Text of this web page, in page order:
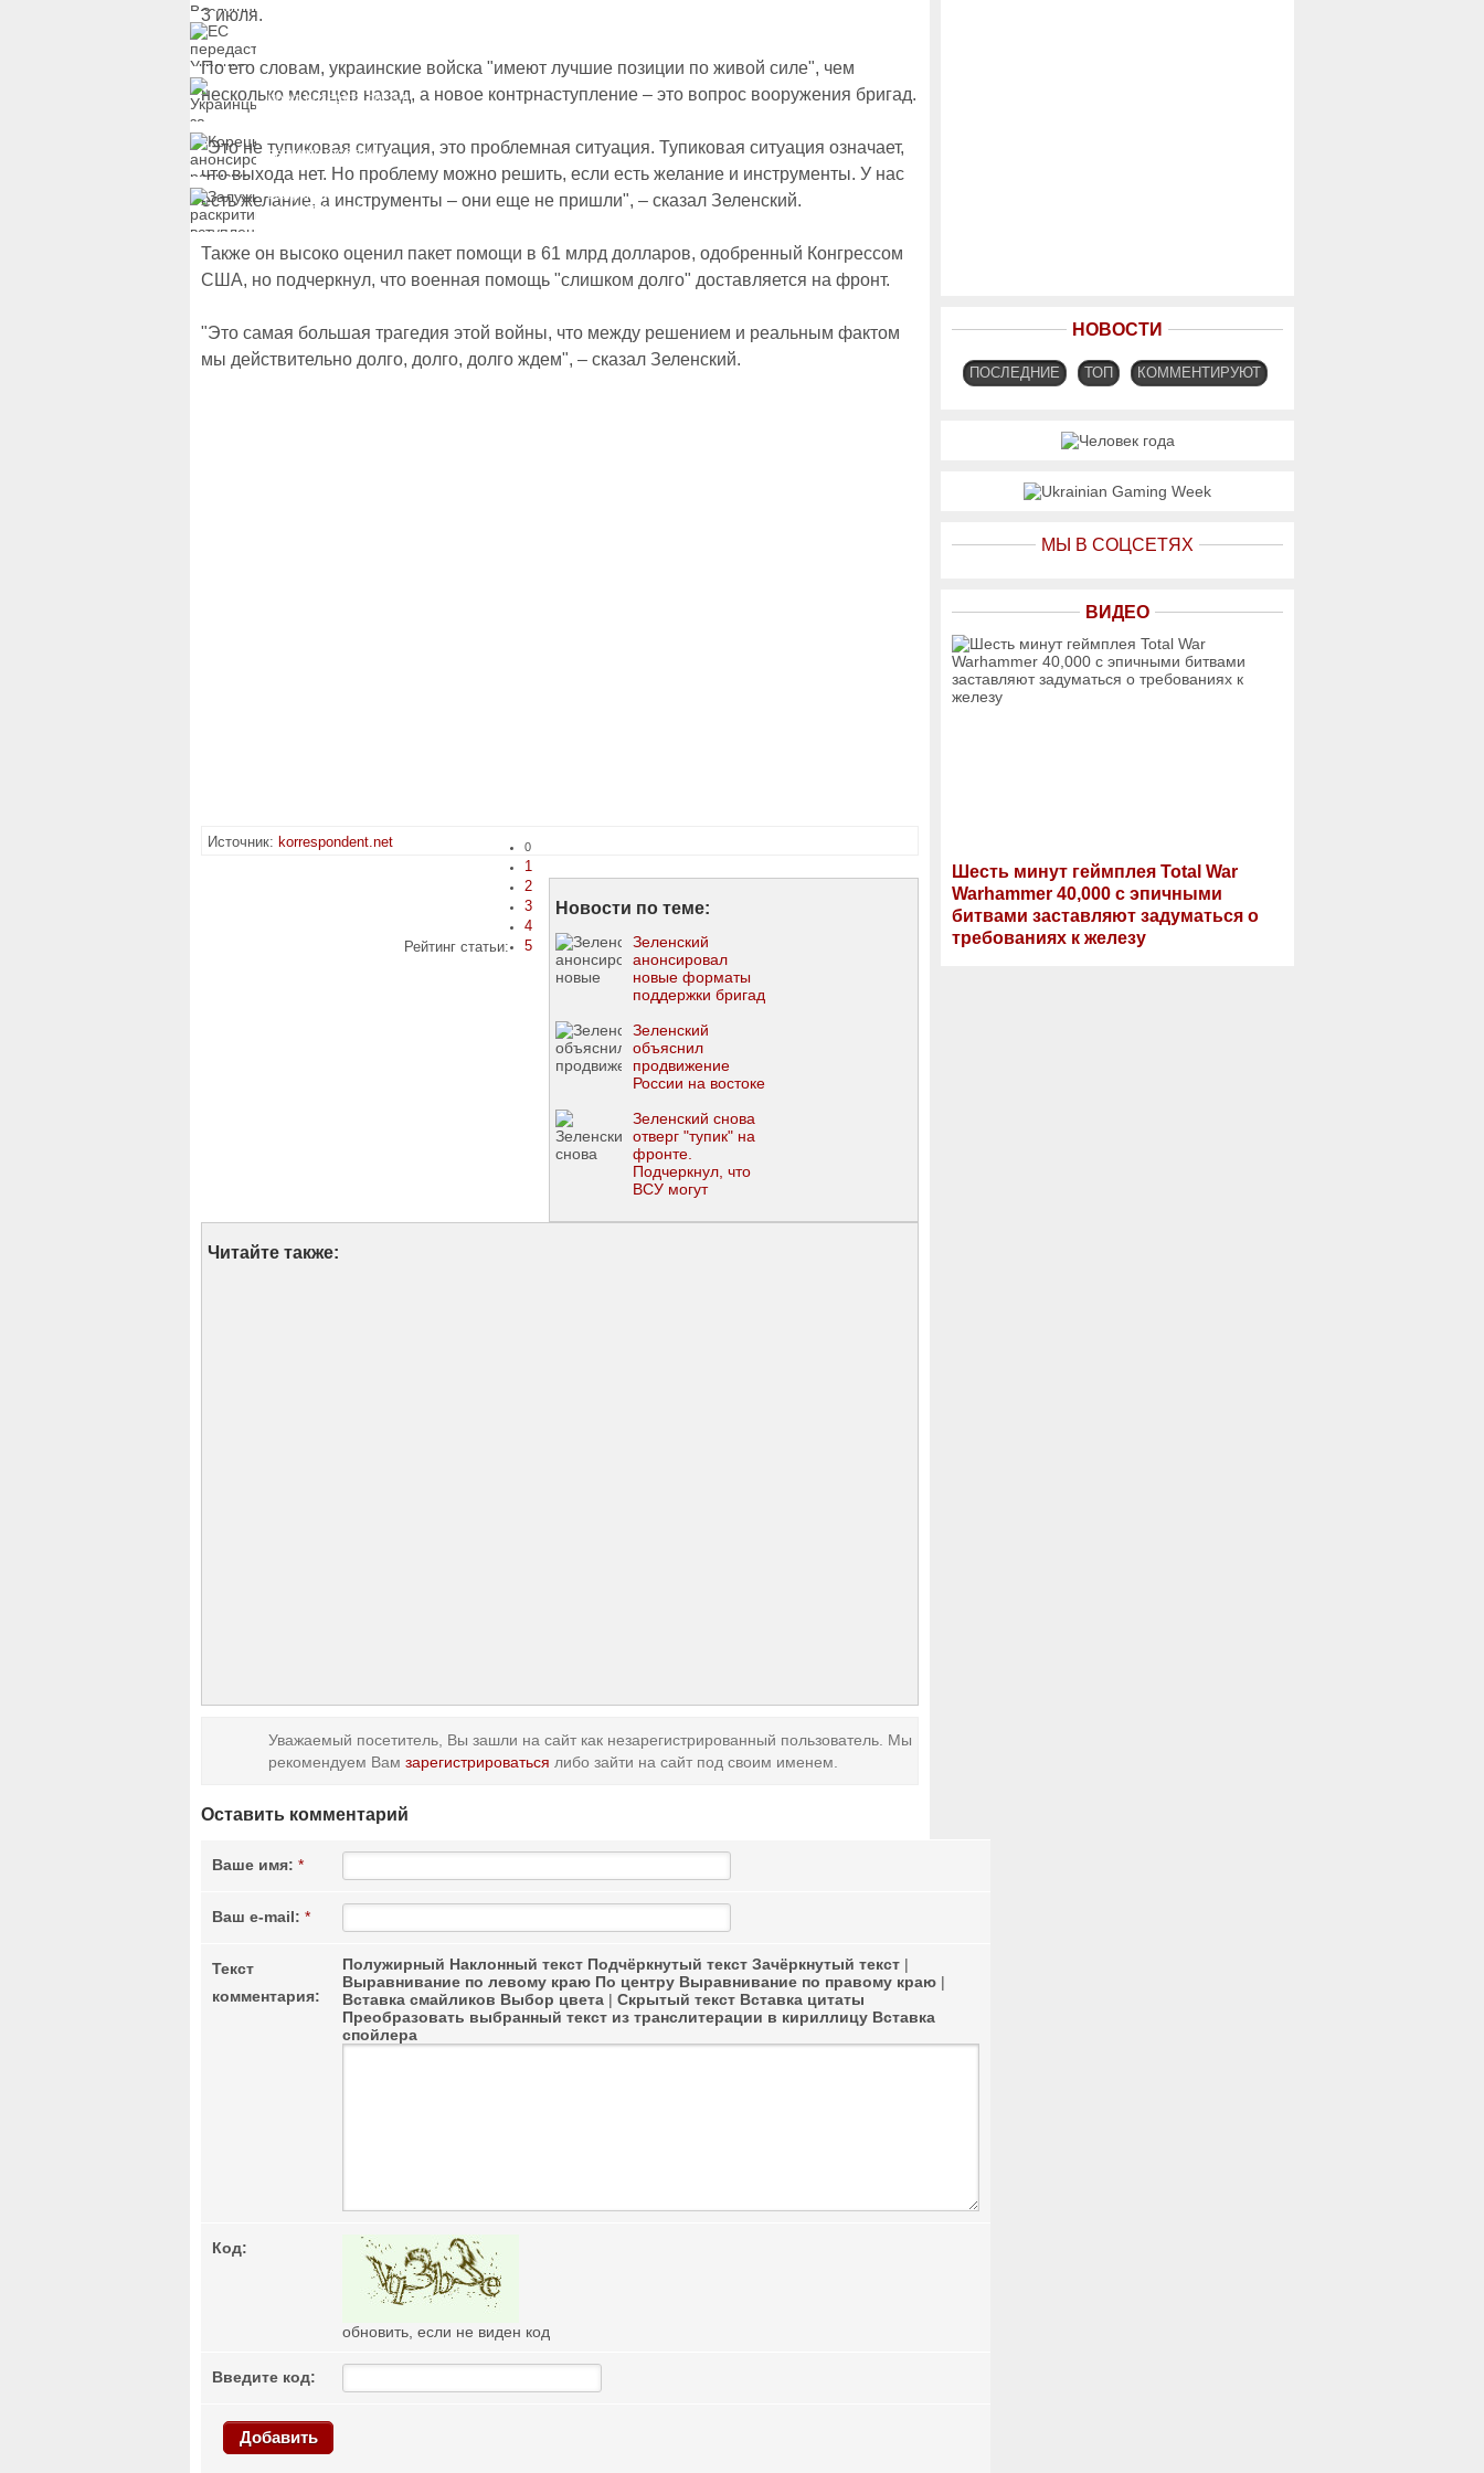
России
могут потерять доступ
ревизию госбюджета
Залужный
раскритиковал
другие варианты
3 июля.
По его словам, украинские войска "имеют лучшие позиции по живой силе", чем
несколько месяцев назад, а новое контрнаступление – это вопрос вооружения бригад.
"Это не тупиковая ситуация, это проблемная ситуация. Тупиковая ситуация означает,
что выхода нет. Но проблему можно решить, если есть желание и инструменты. У нас
есть желание, а инструменты – они еще не пришли", – сказал Зеленский.
Также он высоко оценил пакет помощи в 61 млрд долларов, одобренный Конгрессом
США, но подчеркнул, что военная помощь "слишком долго" доставляется на фронт.
"Это самая большая трагедия этой войны, что между решением и реальным фактом
мы действительно долго, долго, долго ждем", – сказал Зеленский.
Источник: korrespondent.net
Рейтинг статьи:
0
1
2
3
4
5
Новости по теме:
Зеленский
анонсировал
новые форматы
поддержки бригад
Зеленский
объяснил
продвижение
России на востоке
Зеленский снова
отверг "тупик" на
фронте.
Подчеркнул, что
ВСУ могут
стратегию
Читайте также:
Уважаемый посетитель, Вы зашли на сайт как незарегистрированный пользователь. Мы
рекомендуем Вам зарегистрироваться либо зайти на сайт под своим именем.
Оставить комментарий
Ваше имя: *
Ваш e-mail: *
Текст
комментария:
Полужирный Наклонный текст Подчёркнутый текст Зачёркнутый текст |
Выравнивание по левому краю По центру Выравнивание по правому краю |
Вставка смайликов Выбор цвета | Скрытый текст Вставка цитаты
Преобразовать выбранный текст из транслитерации в кириллицу Вставка
спойлера
Код:
обновить, если не виден код
Введите код:
Добавить
НОВОСТИ
ПОСЛЕДНИЕ ТОП КОММЕНТИРУЮТ
МЫ В СОЦСЕТЯХ
ВИДЕО
Шесть минут геймплея Total War
Warhammer 40,000 с эпичными
битвами заставляют задуматься о
требованиях к железу